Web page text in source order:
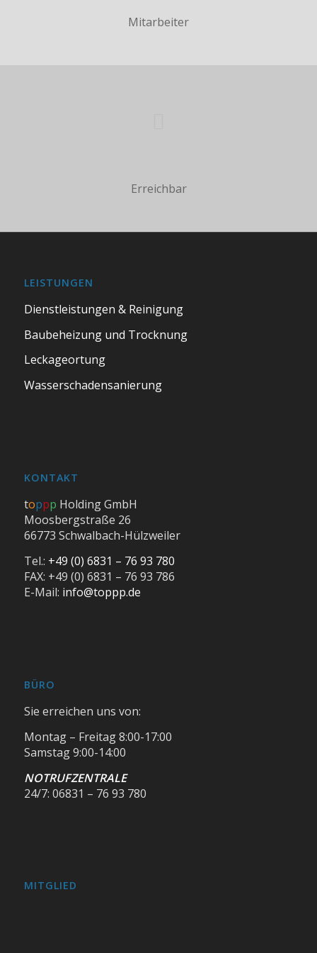
Mitarbeiter
Erreichbar
LEISTUNGEN
Dienstleistungen & Reinigung
Baubeheizung und Trocknung
Leckageortung
Wasserschadensanierung
KONTAKT
toppp Holding GmbH
Moosbergstraße 26
66773 Schwalbach-Hülzweiler
Tel.: +49 (0) 6831 – 76 93 780
FAX: +49 (0) 6831 – 76 93 786
E-Mail: info@toppp.de
BÜRO
Sie erreichen uns von:
Montag – Freitag 8:00-17:00
Samstag 9:00-14:00
NOTRUFZENTRALE
24/7: 06831 – 76 93 780
MITGLIED